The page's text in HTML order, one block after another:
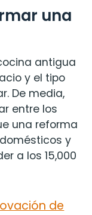
una
antigua
y el tipo
De media,
entre los
una reforma
y
a los 15,000
de